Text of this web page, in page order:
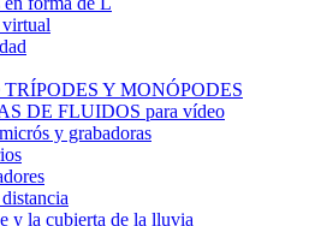
TRÍPODES Y MONÓPODES
DE FLUIDOS para vídeo
y grabadoras
y la cubierta de la lluvia